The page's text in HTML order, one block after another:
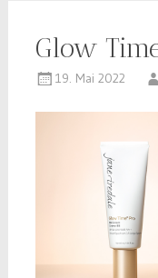
Glow
19. Mai 2022